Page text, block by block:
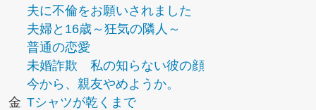
夫に不倫をお願いされました
夫婦と16歳～狂気の隣人～
普通の恋愛
未婚詐欺 私の知らない彼の顔
今から、親友やめようか。
金 Tシャツが乾くまで